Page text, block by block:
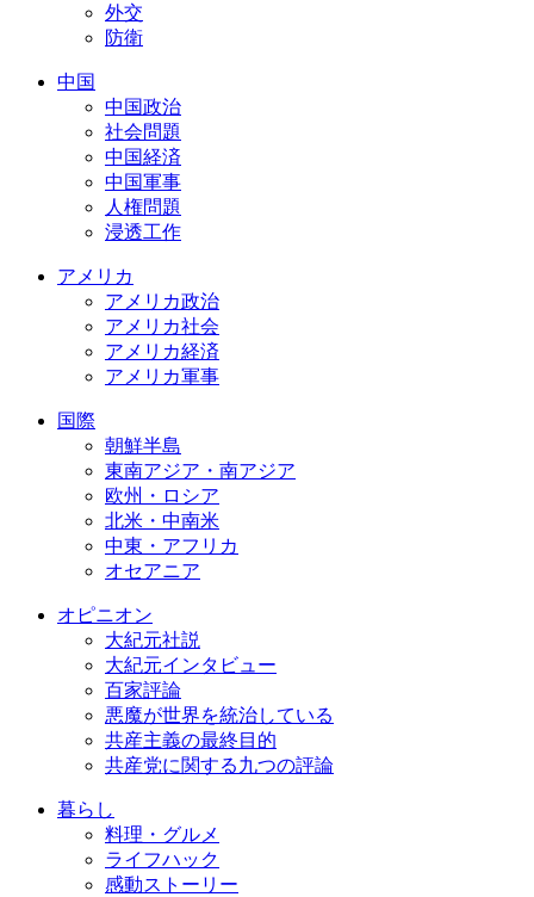
外交
防衛
中国
中国政治
社会問題
中国経済
中国軍事
人権問題
浸透工作
アメリカ
アメリカ政治
アメリカ社会
アメリカ経済
アメリカ軍事
国際
朝鮮半島
東南アジア・南アジア
欧州・ロシア
北米・中南米
中東・アフリカ
オセアニア
オピニオン
大紀元社説
大紀元インタビュー
百家評論
悪魔が世界を統治している
共産主義の最終目的
共産党に関する九つの評論
暮らし
料理・グルメ
ライフハック
感動ストーリー